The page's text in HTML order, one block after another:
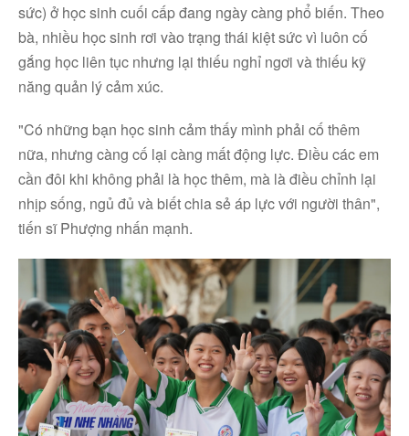
sức) ở học sinh cuối cấp đang ngày càng phổ biến. Theo
bà, nhiều học sinh rơi vào trạng thái kiệt sức vì luôn cố
gắng học liên tục nhưng lại thiếu nghỉ ngơi và thiếu kỹ
năng quản lý cảm xúc.
"Có những bạn học sinh cảm thấy mình phải cố thêm
nữa, nhưng càng cố lại càng mất động lực. Điều các em
cần đôi khi không phải là học thêm, mà là điều chỉnh lại
nhịp sống, ngủ đủ và biết chia sẻ áp lực với người thân",
tiến sĩ Phượng nhấn mạnh.